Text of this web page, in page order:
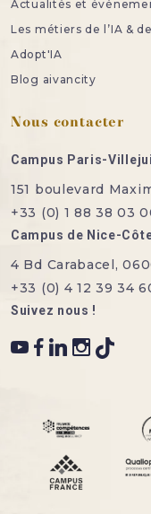
Actualités et
Les métiers de l’IA &
Adopt'IA
Blog aivancity
Nous contacter
Campus Paris-
151 boulevard
+33 (0) 1 88 38 03
Campus de Nice-
4 Bd Carabacel,
+33 (0) 4 12 39 34
Suivez nous !